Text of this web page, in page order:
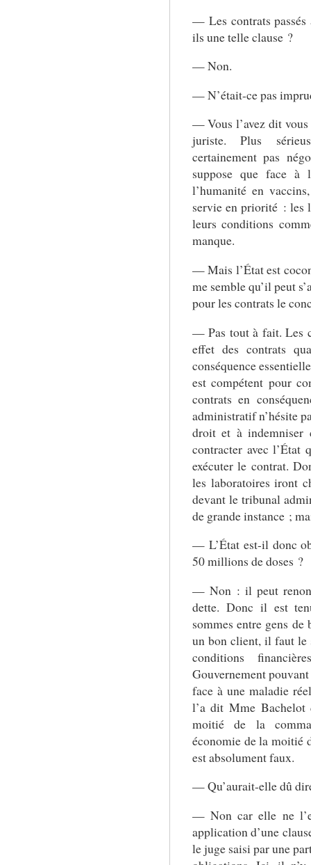
— Les contrats passés
ils une telle clause ?
— Non.
— N’était-ce pas
— Vous l’avez dit
juriste. Plus
certainement pas
suppose que face à
l’humanité en
servie en priorité : les
leurs conditions
manque.
— Mais l’État est
me semble qu’il peut
pour les contrats le
— Pas tout à fait. Les
effet des contrats
conséquence
est compétent pour
contrats en
administratif n’hésite
droit et à
contracter avec l’État
exécuter le contrat.
les laboratoires iront
devant le tribunal
de grande instance ;
— L’État est-il donc
50 millions de doses ?
— Non : il peut
dette. Donc il est
sommes entre gens de
un bon client, il faut
conditions
Gouvernement
face à une maladie
l’a dit Mme Bachelot
moitié de la
économie de la moitié
est absolument faux.
— Qu’aurait-elle dû
— Non car elle ne
application d’une
le juge saisi par une